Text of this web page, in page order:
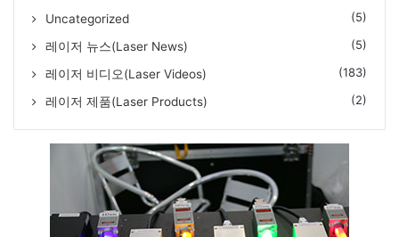
Uncategorized (5)
레이저 뉴스(Laser News) (5)
레이저 비디오(Laser Videos) (183)
레이저 제품(Laser Products) (2)